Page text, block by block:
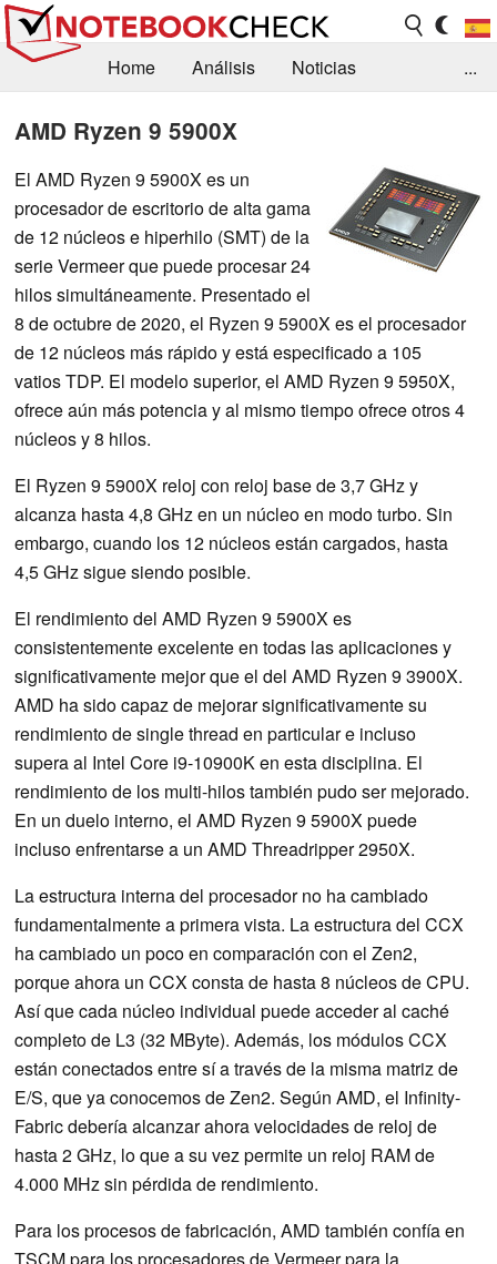
Home Análisis
Noticias
Contacto
...
AMD Ryzen 9 5900X
El AMD Ryzen 9 5900X es un
procesador de escritorio de alta gama
de 12 núcleos e hiperhilo (SMT) de la
serie Vermeer que puede procesar 24
hilos simultáneamente. Presentado el
8 de octubre de 2020, el Ryzen 9 5900X es el procesador
de 12 núcleos más rápido y está especificado a 105
vatios TDP. El modelo superior, el AMD Ryzen 9 5950X,
ofrece aún más potencia y al mismo tiempo ofrece otros 4
núcleos y 8 hilos.
El Ryzen 9 5900X reloj con reloj base de 3,7 GHz y
alcanza hasta 4,8 GHz en un núcleo en modo turbo. Sin
embargo, cuando los 12 núcleos están cargados, hasta
4,5 GHz sigue siendo posible.
El rendimiento del AMD Ryzen 9 5900X es
consistentemente excelente en todas las aplicaciones y
significativamente mejor que el del AMD Ryzen 9 3900X.
AMD ha sido capaz de mejorar significativamente su
rendimiento de single thread en particular e incluso
supera al Intel Core i9-10900K en esta disciplina. El
rendimiento de los multi-hilos también pudo ser mejorado.
En un duelo interno, el AMD Ryzen 9 5900X puede
incluso enfrentarse a un AMD Threadripper 2950X.
La estructura interna del procesador no ha cambiado
fundamentalmente a primera vista. La estructura del CCX
ha cambiado un poco en comparación con el Zen2,
porque ahora un CCX consta de hasta 8 núcleos de CPU.
Así que cada núcleo individual puede acceder al caché
completo de L3 (32 MByte). Además, los módulos CCX
están conectados entre sí a través de la misma matriz de
E/S, que ya conocemos de Zen2. Según AMD, el Infinity-
Fabric debería alcanzar ahora velocidades de reloj de
hasta 2 GHz, lo que a su vez permite un reloj RAM de
4.000 MHz sin pérdida de rendimiento.
Para los procesos de fabricación, AMD también confía en
TSCM para los procesadores de Vermeer para la